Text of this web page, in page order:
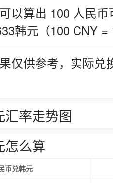
以算出 100 人民
韩元（100 CNY =
仅供参考，实际
汇率走势图
怎么算
币兑韩元